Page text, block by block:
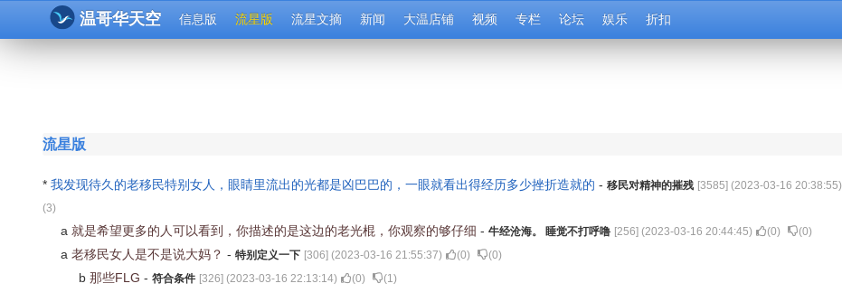
温哥华天空 信息版 流星版 流星文摘 新闻 大温店铺 视频 专栏 论坛 娱乐 折扣
流星版
* 我发现待久的老移民特别女人，眼睛里流出的光都是凶巴巴的，一眼就看出得经历多少挫折造就的 - 移民对精神的摧残 [3585] (2023-03-16 20:38:55)
(3)
a 就是希望更多的人可以看到，你描述的是这边的老光棍，你观察的够仔细 - 牛经沧海。 睡觉不打呼噜 [256] (2023-03-16 20:44:45) (0) (0)
a 老移民女人是不是说大妈？ - 特别定义一下 [306] (2023-03-16 21:55:37) (0) (0)
b 那些FLG - 符合条件 [326] (2023-03-16 22:13:14) (0) (1)